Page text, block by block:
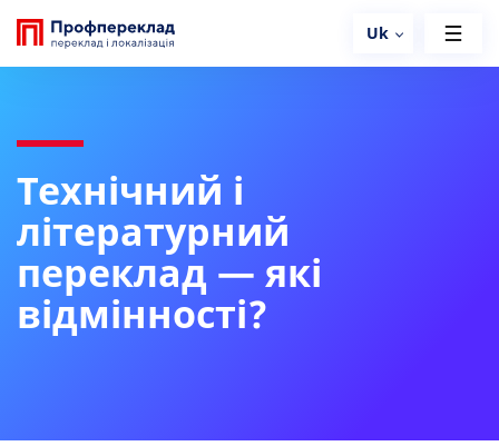
Uk
Технічний і
літературний
переклад — які
відмінності?